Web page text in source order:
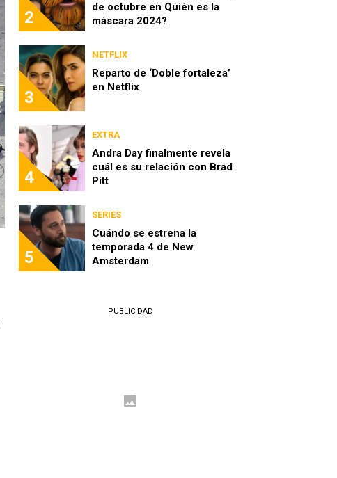
2
de octubre en Quién es la
máscara 2024?
3
NETFLIX
Reparto de ‘Doble fortaleza’
en Netflix
4
EXTRA
Andra Day finalmente revela
cuál es su relación con Brad
Pitt
5
SERIES
Cuándo se estrena la
temporada 4 de New
Amsterdam
PUBLICIDAD